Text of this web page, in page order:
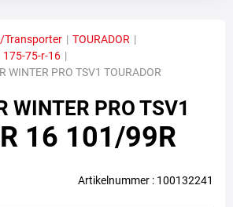
Transporter | TOURADOR |
175-75-r-16 |
PRO TSV1 TOURADOR
WINTER PRO TSV1
16 101/99R
Artikelnummer : 100132241